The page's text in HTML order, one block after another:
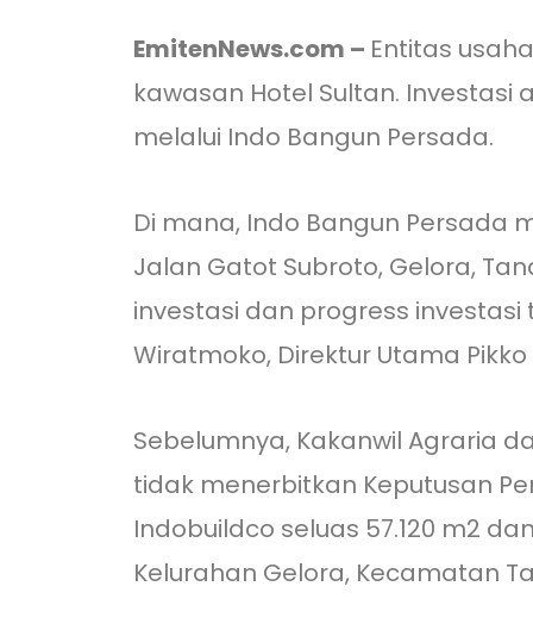
EmitenNews.com – Entitas
kawasan Hotel Sultan.
melalui Indo Bangun Persada.
Di mana, Indo Bangun Persada
Jalan Gatot Subroto, Gelora,
investasi dan progress investasi
Wiratmoko, Direktur Utama Pikko
Sebelumnya, Kakanwil Agraria
tidak menerbitkan Keputusan
Indobuildco seluas 57.120 m2
Kelurahan Gelora, Kecamatan